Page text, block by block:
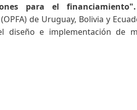
para el
de Uruguay, Bolivia y
diseño e implementación de